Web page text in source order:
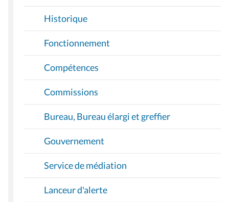
Historique
Fonctionnement
Compétences
Commissions
Bureau, Bureau élargi et greffier
Gouvernement
Service de médiation
Lanceur d'alerte